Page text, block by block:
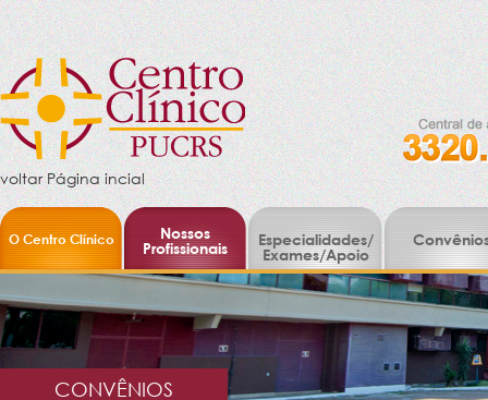
voltar Página incial
O Centro Clínico
Nossos
Profissionais
Especialidades/
Exames/Apoio
CONVÊNIOS